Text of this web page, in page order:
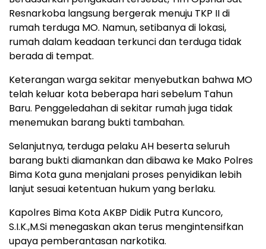
Resnarkoba langsung bergerak menuju TKP II di
rumah terduga MO. Namun, setibanya di lokasi,
rumah dalam keadaan terkunci dan terduga tidak
berada di tempat.
Keterangan warga sekitar menyebutkan bahwa MO
telah keluar kota beberapa hari sebelum Tahun
Baru. Penggeledahan di sekitar rumah juga tidak
menemukan barang bukti tambahan.
Selanjutnya, terduga pelaku AH beserta seluruh
barang bukti diamankan dan dibawa ke Mako Polres
Bima Kota guna menjalani proses penyidikan lebih
lanjut sesuai ketentuan hukum yang berlaku.
Kapolres Bima Kota AKBP Didik Putra Kuncoro,
S.I.K.,M.Si menegaskan akan terus mengintensifkan
upaya pemberantasan narkotika.